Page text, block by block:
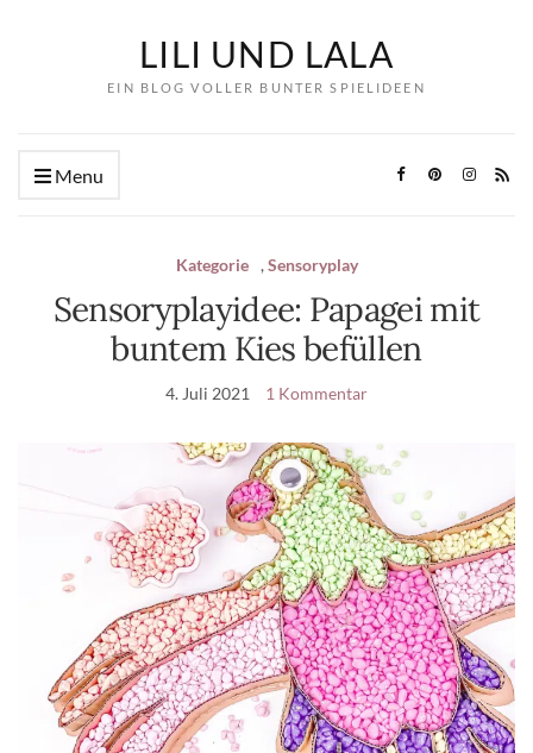
LILI UND LALA
EIN BLOG VOLLER BUNTER SPIELIDEEN
Menu
Kategorie ,Sensoryplay
Sensoryplayidee: Papagei mit
buntem Kies befüllen
4. Juli 2021 1 Kommentar